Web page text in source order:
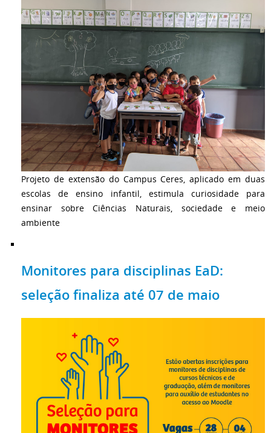
Projeto de extensão do Campus Ceres, aplicado em duas
escolas de ensino infantil, estimula curiosidade para
ensinar sobre Ciências Naturais, sociedade e meio
ambiente
Monitores para disciplinas EaD:
seleção finaliza até 07 de maio